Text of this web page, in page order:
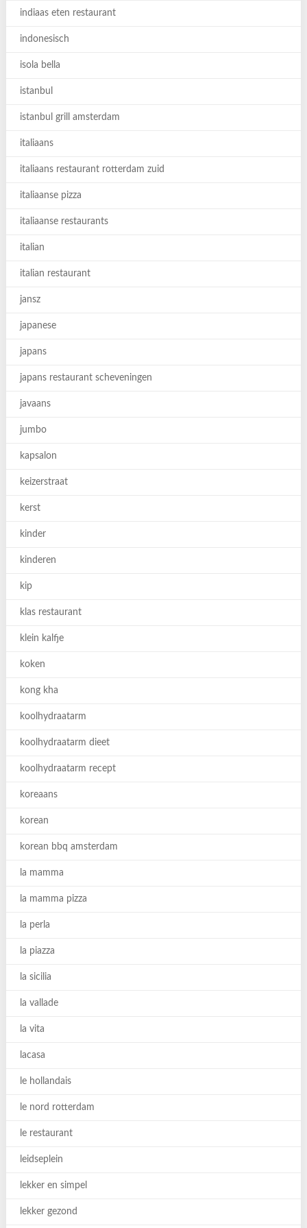
indiaas eten restaurant
indonesisch
isola bella
istanbul
istanbul grill amsterdam
italiaans
italiaans restaurant rotterdam zuid
italiaanse pizza
italiaanse restaurants
italian
italian restaurant
jansz
japanese
japans
japans restaurant scheveningen
javaans
jumbo
kapsalon
keizerstraat
kerst
kinder
kinderen
kip
klas restaurant
klein kalfje
koken
kong kha
koolhydraatarm
koolhydraatarm dieet
koolhydraatarm recept
koreaans
korean
korean bbq amsterdam
la mamma
la mamma pizza
la perla
la piazza
la sicilia
la vallade
la vita
lacasa
le hollandais
le nord rotterdam
le restaurant
leidseplein
lekker en simpel
lekker gezond